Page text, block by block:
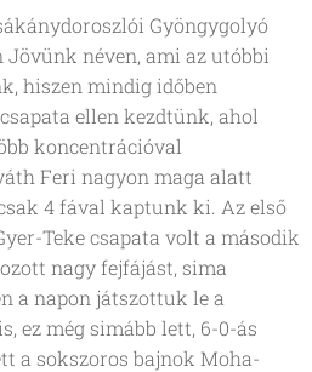
Gyöngygolyó
Jövünk néven, ami az utóbbi
hiszen mindig időben
ellen kezdtünk, ahol
koncentrációval
Feri nagyon maga alatt
4 fával kaptunk ki. Az első
Teke csapata volt a második
nagy fejfájást, sima
a napon játszottuk le a
ez még simább lett, 6-0-ás
a sokszoros bajnok Moha-